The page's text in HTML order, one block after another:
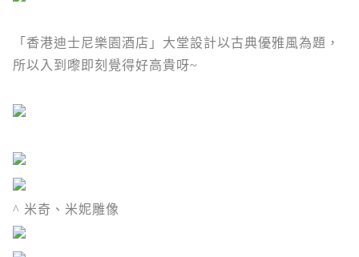
「 香港迪士尼樂園酒店」大堂設計以古典優雅風為題，
所以入到嚟即刻覺得好高貴呀~
^ 米奇、米妮雕像